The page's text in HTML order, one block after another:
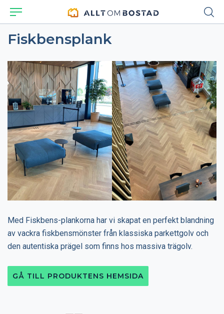
Fiskbensplank
Med Fiskbens-plankorna har vi skapat en perfekt blandning
av vackra fiskbensmönster från klassiska parkettgolv och
den autentiska prägel som finns hos massiva trägolv.
GÅ TILL PRODUKTENS HEMSIDA